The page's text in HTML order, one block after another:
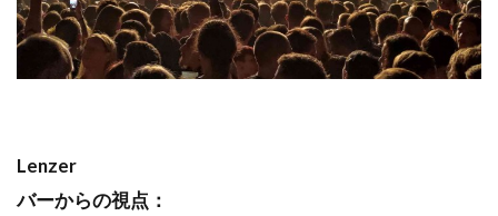
Lenzer
バーからの視点：